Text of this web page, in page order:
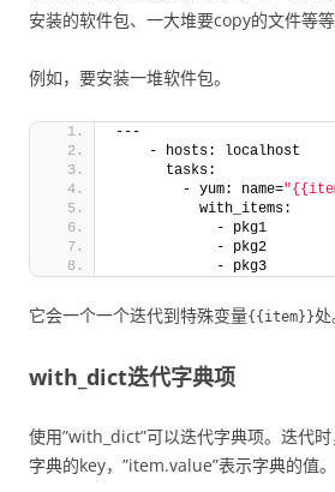
安装的软件包、一大堆要copy的文件等等
例如，要安装一堆软件包。
---
    - hosts: localhost
      tasks:
        - yum: name=
          with_items:
            - pkg1
            - pkg2
            - pkg3
它会一个一个迭代到特殊变量{{item}}处
with_dict迭代字典项
使用”with_dict”可以迭代字典项。迭代
字典的key，”item.value”表示字典的值。